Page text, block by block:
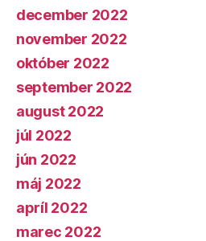
december 2022
november 2022
október 2022
september 2022
august 2022
júl 2022
jún 2022
máj 2022
apríl 2022
marec 2022